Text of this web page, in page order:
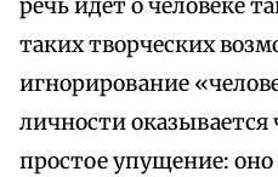
речь идет о человеке
таких творческих
игнорирование
личности
простое упущение: